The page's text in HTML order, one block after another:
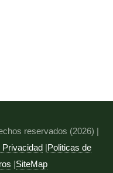
reservados (2026) |
Privacidad |Politicas de
|SiteMap